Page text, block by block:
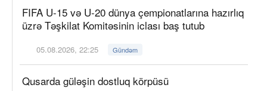
FIFA U-15 və U-20 dünya çempionatlarına hazırlıq
üzrə Təşkilat Komitəsinin iclası baş tutub
05.08.2026, 22:25 Gündəm
Qusarda güləşin dostluq körpüsü